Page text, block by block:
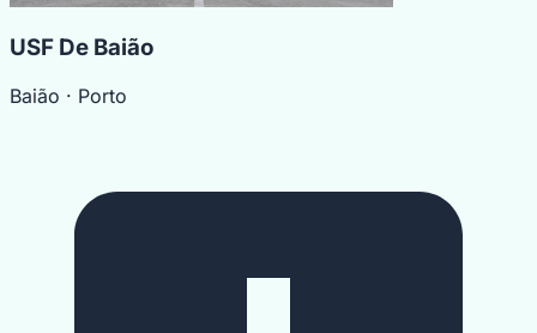
USF De Baião
Baião · Porto